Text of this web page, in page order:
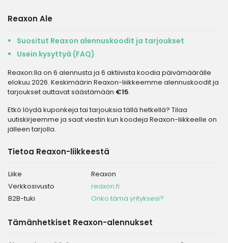
Reaxon Ale
Suositut Reaxon alennuskoodit ja tarjoukset
Usein kysyttyä (FAQ)
Reaxon:lla on 6 alennusta ja 6 aktiivista koodia päivämäärälle
elokuu 2026. Keskimäärin Reaxon-liiikkeemme alennuskoodit ja
tarjoukset auttavat säästämään €15.
Etkö löydä kuponkeja tai tarjouksia tällä hetkellä? Tilaa
uutiskirjeemme ja saat viestin kun koodeja Reaxon-liikkeelle on
jälleen tarjolla.
Tietoa Reaxon-liikkeestä
Liike
Reaxon
Verkkosivusto
reaxon.fi
B2B-tuki
Onko tämä yrityksesi?
Tämänhetkiset Reaxon-alennukset